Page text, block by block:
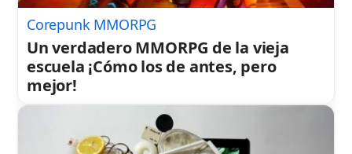
Corepunk MMORPG
Un verdadero MMORPG de la vieja
escuela ¡Cómo los de antes, pero
mejor!